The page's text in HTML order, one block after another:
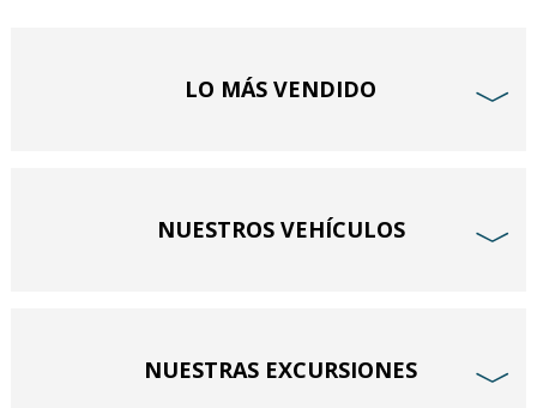
LO MÁS VENDIDO ﹀
NUESTROS VEHÍCULOS ﹀
NUESTRAS EXCURSIONES ﹀